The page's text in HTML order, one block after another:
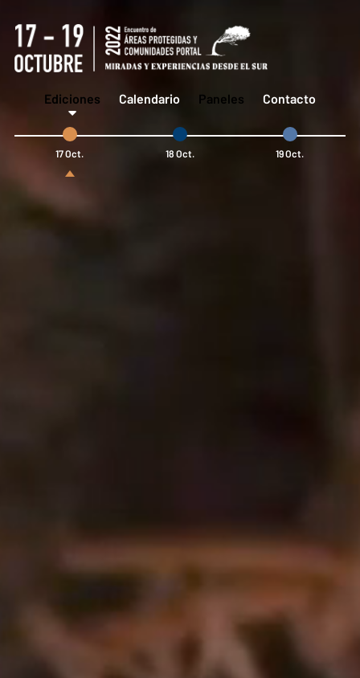
Ediciones Calendario Paneles Contacto
17 Oct. 18 Oct. 19 Oct.